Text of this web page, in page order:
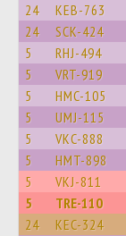
24 KEB-763
24 SCK-424
5 RHJ-494
5 VRT-919
5 HMC-105
5 UMJ-115
5 VKC-888
5 HMT-898
5 VKJ-811
5 TRE-110
24 KEC-324